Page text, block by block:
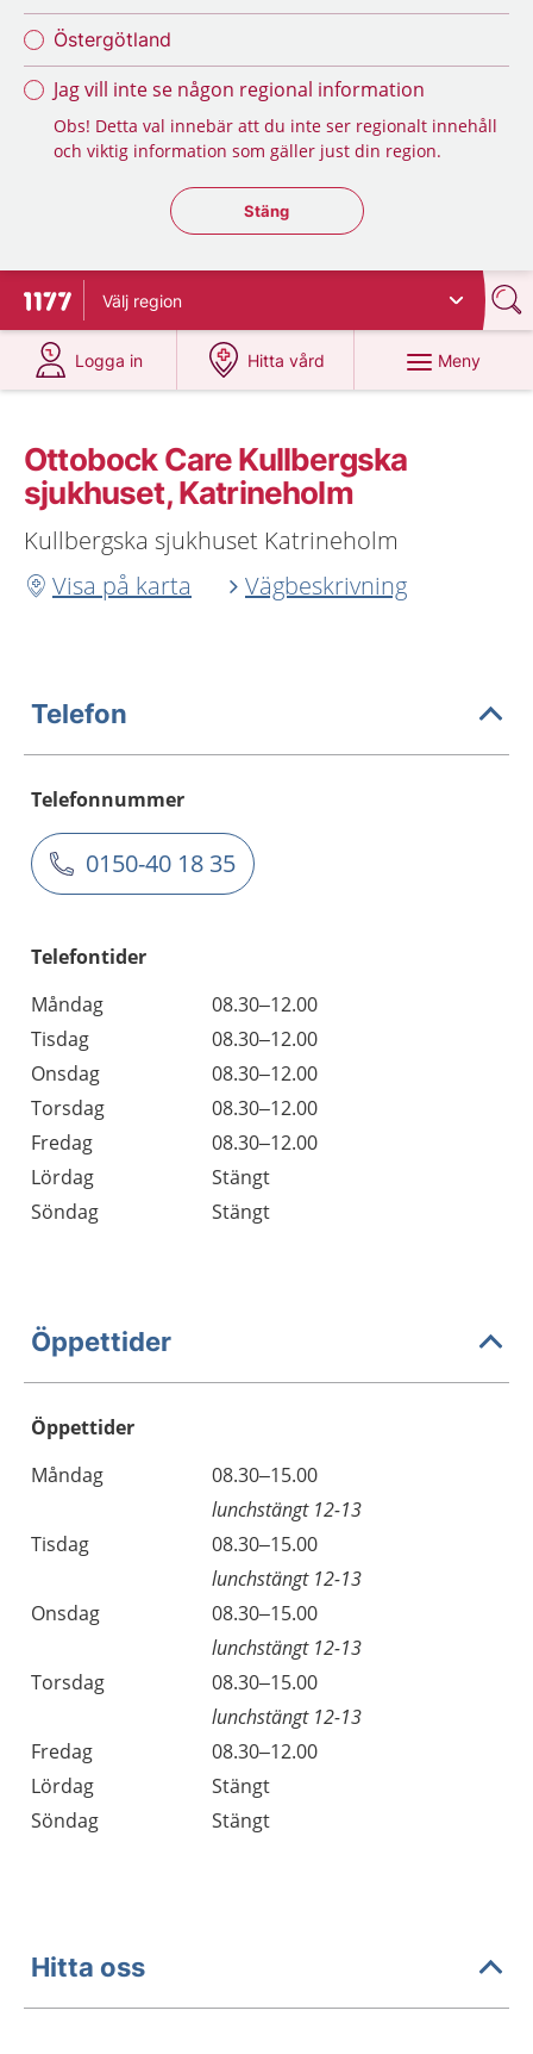
Östergötland
Jag vill inte se någon regional information
Obs! Detta val innebär att du inte ser regionalt innehåll
och viktig information som gäller just din region.
Stäng regionsväljaren
Stäng
Till startsidan för 1177
Välj region
Logga in
på 1177.se
Hitta vård
på 1177.se
Meny
Ottobock Care Kullbergska
sjukhuset, Katrineholm
Kullbergska sjukhuset Katrineholm
Visa på karta
Vägbeskrivning
Telefon
Telefonnummer
0150-40 18 35
Telefontider
Måndag
08.30–12.00
Tisdag
08.30–12.00
Onsdag
08.30–12.00
Torsdag
08.30–12.00
Fredag
08.30–12.00
Lördag
Stängt
Söndag
Stängt
Öppettider
Öppettider
Dag
Öppettider
Kommentarer
Måndag
08.30–15.00
lunchstängt 12-13
Tisdag
08.30–15.00
lunchstängt 12-13
Onsdag
08.30–15.00
lunchstängt 12-13
Torsdag
08.30–15.00
lunchstängt 12-13
Fredag
08.30–12.00
Lördag
Stängt
Söndag
Stängt
Hitta oss